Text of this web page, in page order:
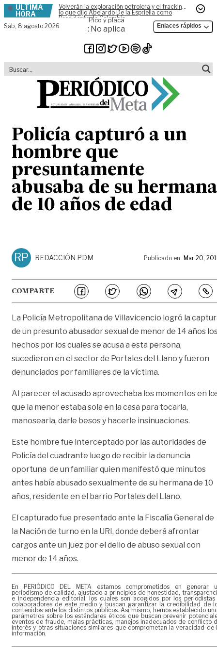
Skip to content
ÚLTIMA
HORA
Volverán la exploración petrolera y el fracking,
lo que dijo Abelardo De la Espriella como
Presidente de Colombia
Sáb, 8 agosto 2026
Pico y placa
: No aplica Enlaces rápidos
Policía capturó a un
hombre que
presuntamente
abusaba de su hermana
de 10 años de edad
RP REDACCIÓN PDM Publicado en Mar 20,
COMPARTE
La Policía Metropolitana de Villavicencio logró la
de un presunto abusador sexual de menor de 14 años
hechos por los cuales se acusa a esta persona,
sucedieron en el sector de Portales del Llano y fueron
denunciados por familiares de la víctima.
Al parecer el acusado aprovechaba los momentos en
que la menor estaba sola en la casa para tocarla,
manosearla, darle besos y hacerle insinuaciones.
Este hombre fue interceptado por las autoridades de
Policía del cuadrante luego de recibir la denuncia
oportuna de un familiar quien manifestó que minutos
antes había abusado sexualmente de su hermana de 10
años, residente en el barrio Portales del Llano.
El capturado fue presentado ante la Fiscalía General de
la Nación de turno en la URI, donde deberá afrontar
cargos ante un juez por el delio de abuso sexual con
menor de 14 años.
En PERIÓDICO DEL META estamos comprometidos en generar
periodismo de calidad, ajustado a principios de honestidad,
e independencia editorial, los cuales son acogidos por los periodistas
colaboradores de este medio y buscan garantizar la credibilidad de
contenidos ante los distintos públicos. Así mismo, hemos establecido
parámetros sobre los estándares éticos que buscan prevenir
eventos de fraude, malas prácticas, manejos inadecuados de conflicto
interés y otras situaciones similares que comprometan la veracidad de
información.